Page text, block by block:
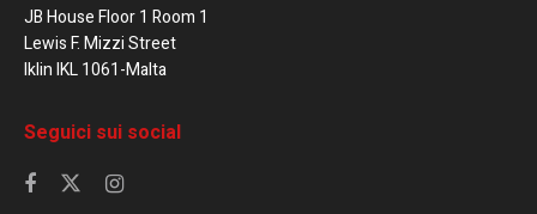
JB House Floor 1 Room 1
Lewis F. Mizzi Street
Iklin IKL 1061-Malta
Seguici sui social